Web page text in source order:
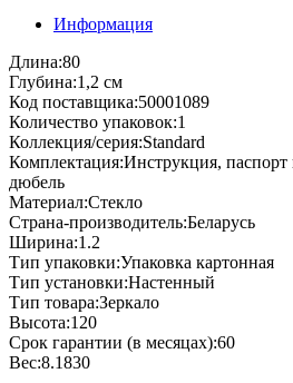
Информация
Длина:80
Глубина:1,2 см
Код поставщика:50001089
Количество упаковок:1
Коллекция/серия:Standard
Комплектация:Инструкция, паспорт
дюбель
Материал:Стекло
Страна-производитель:Беларусь
Ширина:1.2
Тип упаковки:Упаковка картонная
Тип установки:Настенный
Тип товара:Зеркало
Высота:120
Срок гарантии (в месяцах):60
Вес:8.1830